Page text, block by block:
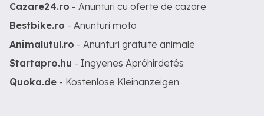
Cazare24.ro - Anunturi cu oferte de cazare
Bestbike.ro - Anunturi moto
Animalutul.ro - Anunturi gratuite animale
Startapro.hu - Ingyenes Apróhirdetés
Quoka.de - Kostenlose Kleinanzeigen